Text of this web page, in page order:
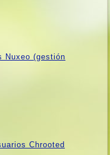
Nuxeo (gestión
Chrooted